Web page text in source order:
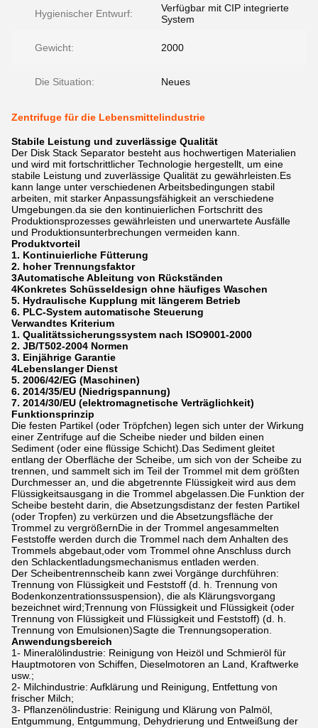
Hygienischer Entwurf:
Verfügbar mit CIP integrierte
System
Gewicht: 2000
Die Situation: Neues
Zentrifuge für die Lebensmittelindustrie
Stabile Leistung und zuverlässige Qualität
Der Disk Stack Separator besteht aus hochwertigen Materialien
und wird mit fortschrittlicher Technologie hergestellt, um eine
stabile Leistung und zuverlässige Qualität zu gewährleisten.Es
kann lange unter verschiedenen Arbeitsbedingungen stabil
arbeiten, mit starker Anpassungsfähigkeit an verschiedene
Umgebungen.da sie den kontinuierlichen Fortschritt des
Produktionsprozesses gewährleisten und unerwartete Ausfälle
und Produktionsunterbrechungen vermeiden kann.
Produktvorteil
1. Kontinuierliche Fütterung
2. hoher Trennungsfaktor
3Automatische Ableitung von Rückständen
4Konkretes Schüsseldesign ohne häufiges Waschen
5. Hydraulische Kupplung mit längerem Betrieb
6. PLC-System automatische Steuerung
Verwandtes Kriterium
1. Qualitätssicherungssystem nach ISO9001-2000
2. JB/T502-2004 Normen
3. Einjährige Garantie
4Lebenslanger Dienst
5. 2006/42/EG (Maschinen)
6. 2014/35/EU (Niedrigspannung)
7. 2014/30/EU (elektromagnetische Verträglichkeit)
Funktionsprinzip
Die festen Partikel (oder Tröpfchen) legen sich unter der Wirkung
einer Zentrifuge auf die Scheibe nieder und bilden einen
Sediment (oder eine flüssige Schicht).Das Sediment gleitet
entlang der Oberfläche der Scheibe, um sich von der Scheibe zu
trennen, und sammelt sich im Teil der Trommel mit dem größten
Durchmesser an, und die abgetrennte Flüssigkeit wird aus dem
Flüssigkeitsausgang in die Trommel abgelassen.Die Funktion der
Scheibe besteht darin, die Absetzungsdistanz der festen Partikel
(oder Tropfen) zu verkürzen und die Absetzungsfläche der
Trommel zu vergrößernDie in der Trommel angesammelten
Feststoffe werden durch die Trommel nach dem Anhalten des
Trommels abgebaut,oder vom Trommel ohne Anschluss durch
den Schlackentladungsmechanismus entladen werden.
Der Scheibentrennscheib kann zwei Vorgänge durchführen:
Trennung von Flüssigkeit und Feststoff (d. h. Trennung von
Bodenkonzentrationssuspension), die als Klärungsvorgang
bezeichnet wird;Trennung von Flüssigkeit und Flüssigkeit (oder
Trennung von Flüssigkeit und Flüssigkeit und Feststoff) (d. h.
Trennung von Emulsionen)Sagte die Trennungsoperation.
Anwendungsbereich
1- Mineralölindustrie: Reinigung von Heizöl und Schmieröl für
Hauptmotoren von Schiffen, Dieselmotoren an Land, Kraftwerke
usw.;
2- Milchindustrie: Aufklärung und Reinigung, Entfettung von
frischer Milch;
3- Pflanzenölindustrie: Reinigung und Klärung von Palmöl,
Entgummung, Entgummung, Dehydrierung und Entweißung der